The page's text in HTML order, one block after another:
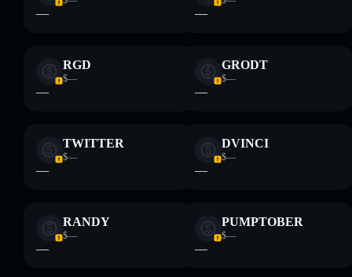
— —
RGD
$—
—
GRODT
$—
—
TWITTER
$—
—
DVINCI
$—
—
RANDY
$—
—
PUMPTOBER
$—
—